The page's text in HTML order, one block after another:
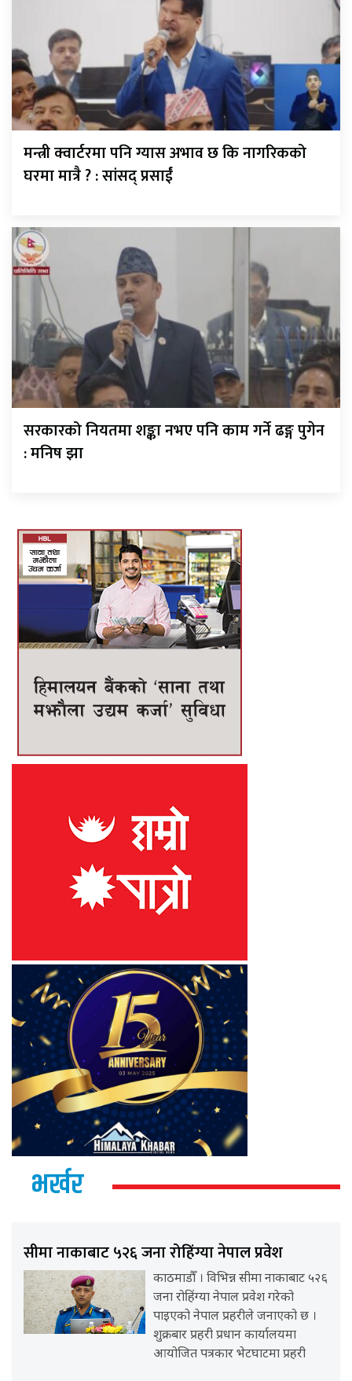
मन्त्री क्वार्टरमा पनि ग्यास अभाव छ कि नागरिकको
घरमा मात्रै ? : सांसद् प्रसाईं
सरकारको नियतमा शङ्का नभए पनि काम गर्ने ढङ्ग पुगेन
: मनिष झा
भर्खर
सीमा नाकाबाट ५२६ जना रोहिंग्या नेपाल प्रवेश
काठमाडौँ । विभिन्न सीमा नाकाबाट ५२६
जना रोहिंग्या नेपाल प्रवेश गरेको
पाइएको नेपाल प्रहरीले जनाएको छ ।
शुक्रबार प्रहरी प्रधान कार्यालयमा
आयोजित पत्रकार भेटघाटमा प्रहरी